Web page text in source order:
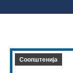
Соопштенија